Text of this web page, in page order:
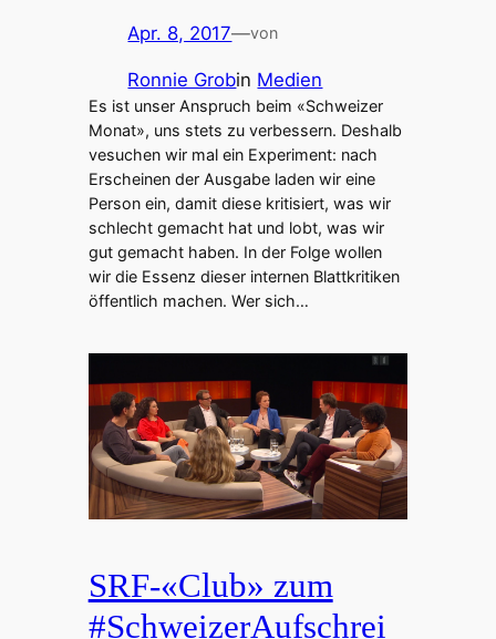
Apr. 8, 2017—von
Ronnie Grobin Medien
Es ist unser Anspruch beim «Schweizer
Monat», uns stets zu verbessern. Deshalb
vesuchen wir mal ein Experiment: nach
Erscheinen der Ausgabe laden wir eine
Person ein, damit diese kritisiert, was wir
schlecht gemacht hat und lobt, was wir
gut gemacht haben. In der Folge wollen
wir die Essenz dieser internen Blattkritiken
öffentlich machen. Wer sich…
SRF-«Club» zum
#SchweizerAufschrei